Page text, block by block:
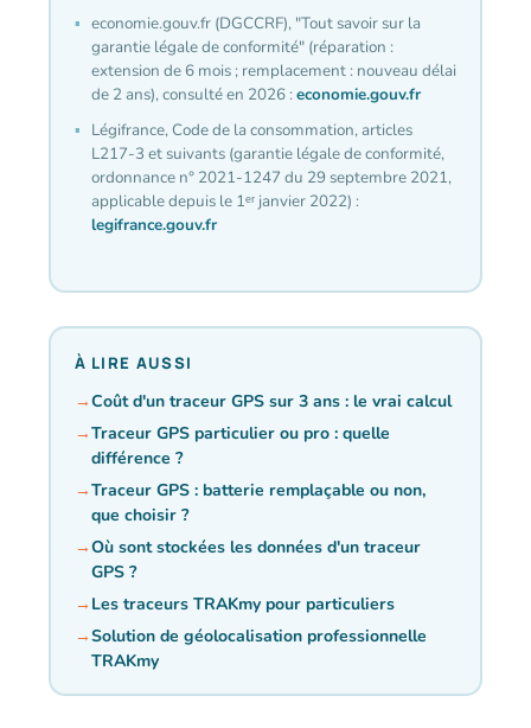
economie.gouv.fr (DGCCRF), "Tout savoir sur la
garantie légale de conformité" (réparation :
extension de 6 mois ; remplacement : nouveau délai
de 2 ans), consulté en 2026 :economie.gouv.fr
Légifrance, Code de la consommation, articles
L217-3 et suivants (garantie légale de conformité,
ordonnance n° 2021-1247 du 29 septembre 2021,
applicable depuis le 1ᵉʳ janvier 2022) :
legifrance.gouv.fr
À LIRE AUSSI
Coût d'un traceur GPS sur 3 ans : le vrai calcul
Traceur GPS particulier ou pro : quelle
différence ?
Traceur GPS : batterie remplaçable ou non,
que choisir ?
Où sont stockées les données d'un traceur
GPS ?
Les traceurs TRAKmy pour particuliers
Solution de géolocalisation professionnelle
TRAKmy